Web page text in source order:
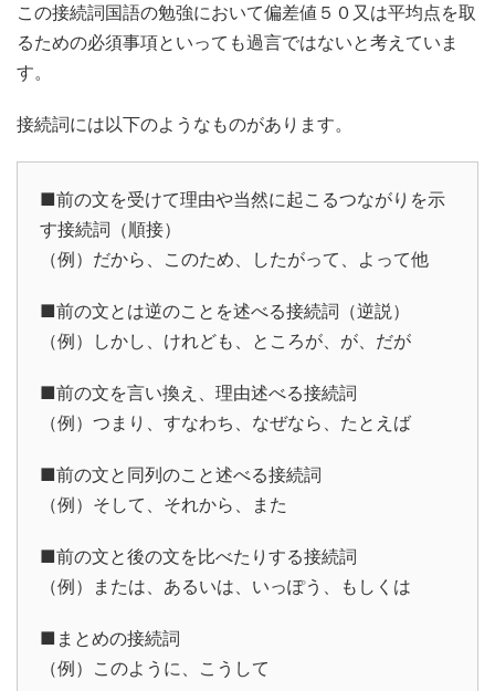
この接続詞国語の勉強において偏差値５０又は平均点を取
るための必須事項といっても過言ではないと考えていま
す。
接続詞には以下のようなものがあります。
■前の文を受けて理由や当然に起こるつながりを示
す接続詞（順接）
（例）だから、このため、したがって、よって他
■前の文とは逆のことを述べる接続詞（逆説）
（例）しかし、けれども、ところが、が、だが
■前の文を言い換え、理由述べる接続詞
（例）つまり、すなわち、なぜなら、たとえば
■前の文と同列のこと述べる接続詞
（例）そして、それから、また
■前の文と後の文を比べたりする接続詞
（例）または、あるいは、いっぽう、もしくは
■まとめの接続詞
（例）このように、こうして